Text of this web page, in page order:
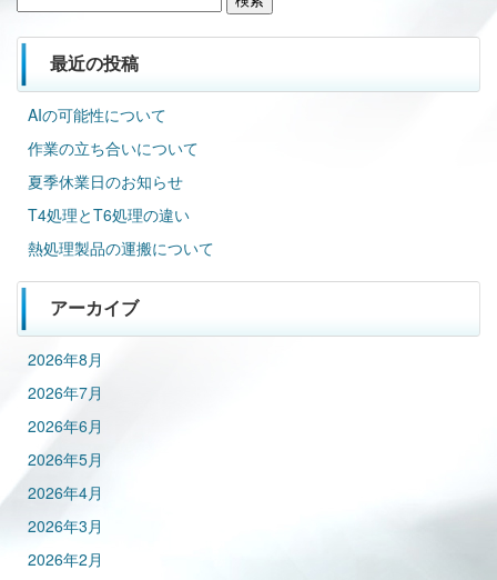
最近の投稿
AIの可能性について
作業の立ち合いについて
夏季休業日のお知らせ
T4処理とT6処理の違い
熱処理製品の運搬について
アーカイブ
2026年8月
2026年7月
2026年6月
2026年5月
2026年4月
2026年3月
2026年2月